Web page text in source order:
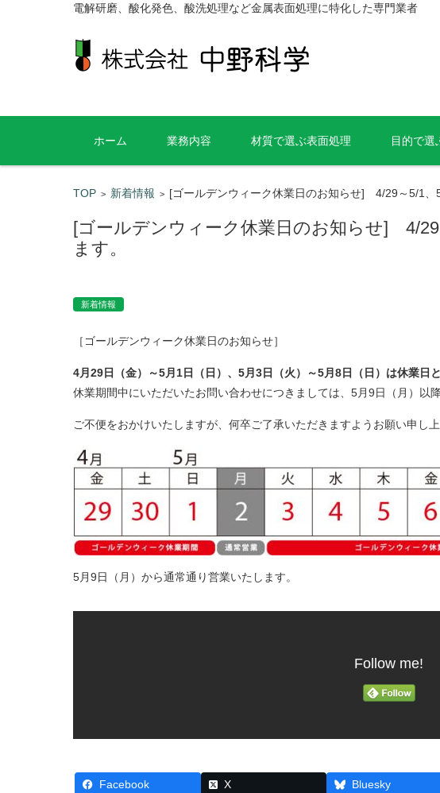
電解研磨、酸化発色、酸洗処理など金属表面処理に特化した専門業者
コンテンツに移動
ホーム
業務内容 材質で選ぶ表面処理 目的で選
TOP > 新着情報 > [ゴールデンウィーク休業日のお知らせ] 4/29～5/1、
[ゴールデンウィーク休業日のお知らせ] 4/29
ます。
新着情報
［ゴールデンウィーク休業日のお知らせ］
4月29日（金）～5月1日（日）、5月3日（火）～5月8日（日）は休業日
休業期間中にいただいたお問い合わせにつきましては、5月9日（月）以
ご不便をおかけいたしますが、何卒ご了承いただきますようお願い申し上
5月9日（月）から通常通り営業いたします。
Follow me!
Facebook X Bluesky